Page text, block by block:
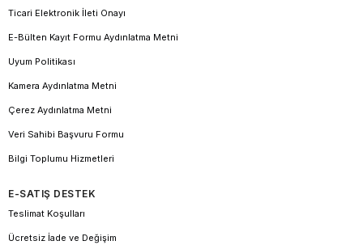
Ticari Elektronik İleti Onayı
E-Bülten Kayıt Formu Aydınlatma Metni
Uyum Politikası
Kamera Aydınlatma Metni
Çerez Aydınlatma Metni
Veri Sahibi Başvuru Formu
Bilgi Toplumu Hizmetleri
E-SATIŞ DESTEK
Teslimat Koşulları
Ücretsiz İade ve Değişim